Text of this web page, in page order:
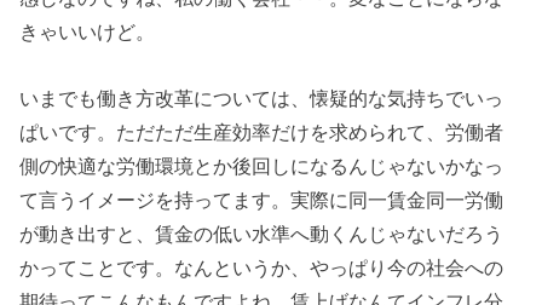
きゃいいけど。
いまでも働き方改革については、懐疑的な気持ちでいっ
ぱいです。ただただ生産効率だけを求められて、労働者
側の快適な労働環境とか後回しになるんじゃないかなっ
て言うイメージを持ってます。実際に同一賃金同一労働
が動き出すと、賃金の低い水準へ動くんじゃないだろう
かってことです。なんというか、やっぱり今の社会への